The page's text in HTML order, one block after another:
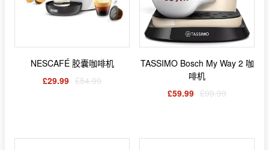
NESCAFÉ 胶囊咖啡机
£29.99 £54.99
TASSIMO Bosch My Way 2 咖
啡机
£59.99 £99.99